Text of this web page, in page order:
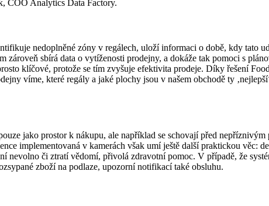
COO Analytics Data Factory.
nedoplněné zóny v regálech, uloží informaci o době, kdy tato
zároveň sbírá data o vytíženosti prodejny, a dokáže tak pomoci s
klíčové, protože se tím zvyšuje efektivita prodeje. Díky řešení
víme, které regály a jaké plochy jsou v našem obchodě ty
jako prostor k nákupu, ale například se schovají před
implementovaná v kamerách však umí ještě další praktickou věc:
či ztratí vědomí, přivolá zdravotní pomoc. V případě, že
zboží na podlaze, upozorní notifikací také obsluhu.